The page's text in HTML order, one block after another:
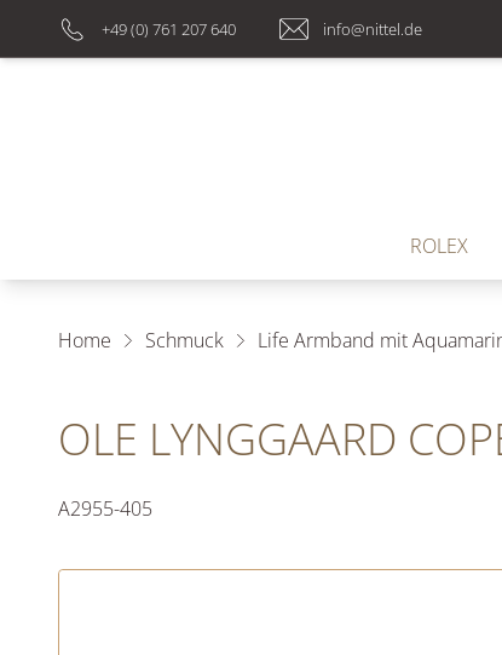
+49 (0) 761 207 640 info@nittel.de
ROLEX
Home Schmuck Life Armband mit
OLE LYNGGAARD
A2955-405